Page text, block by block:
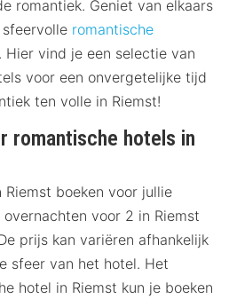
romantiek. Geniet van elkaars
romantische
Hier vind je een selectie van
voor een onvergetelijke tijd
ten volle in Riemst!
romantische hotels in
boeken voor jullie
overnachten voor 2 in Riemst
prijs kan variëren afhankelijk
sfeer van het hotel. Het
hotel in Riemst kun je boeken